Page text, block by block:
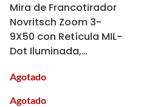
Mira de Francotirador
Novritsch Zoom 3-
9X50 con Retícula MIL-
Dot Iluminada,
Anillos para Montaje
Agotado
Agotado